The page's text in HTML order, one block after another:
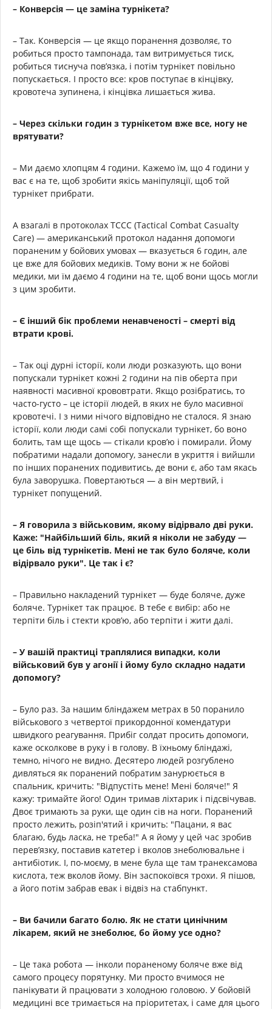
– Конверсія — це заміна турнікета?
– Так. Конверсія — це якщо поранення дозволяє, то
робиться просто тампонада, там витримується тиск,
робиться тиснуча пов’язка, і потім турнікет повільно
попускається. І просто все: кров поступає в кінцівку,
кровотеча зупинена, і кінцівка лишається жива.
– Через скільки годин з турнікетом вже все, ногу не
врятувати?
– Ми даємо хлопцям 4 години. Кажемо їм, що 4 години у
вас є на те, щоб зробити якісь маніпуляції, щоб той
турнікет прибрати.
А взагалі в протоколах TCCC (Tactical Combat Casualty
Care) — американський протокол надання допомоги
пораненим у бойових умовах — вказується 6 годин, але
це вже для бойових медиків. Тому вони ж не бойові
медики, ми їм даємо 4 години на те, щоб вони щось могли
з цим зробити.
– Є інший бік проблеми ненавченості – смерті від
втрати крові.
– Так оці дурні історії, коли люди розказують, що вони
попускали турнікет кожні 2 години на пів оберта при
наявності масивної крововтрати. Якщо розібратись, то
часто-густо – це історії людей, в яких не було масивної
кровотечі. І з ними нічого відповідно не сталося. Я знаю
історії, коли люди самі собі попускали турнікет, бо воно
болить, там ще щось — стікали кров’ю і помирали. Йому
побратими надали допомогу, занесли в укриття і вийшли
по інших поранених подивитись, де вони є, або там якась
була заворушка. Повертаються — а він мертвий, і
турнікет попущений.
– Я говорила з військовим, якому відірвало дві руки.
Каже: "Найбільший біль, який я ніколи не забуду —
це біль від турнікетів. Мені не так було боляче, коли
відірвало руки". Це так і є?
– Правильно накладений турнікет — буде боляче, дуже
боляче. Турнікет так працює. В тебе є вибір: або не
терпіти біль і стекти кров’ю, або терпіти і жити далі.
– У вашій практиці траплялися випадки, коли
військовий був у агонії і йому було складно надати
допомогу?
– Було раз. За нашим бліндажем метрах в 50 поранило
військового з четвертої прикордонної комендатури
швидкого реагування. Прибіг солдат просить допомоги,
каже осколкове в руку і в голову. В їхньому бліндажі,
темно, нічого не видно. Десятеро людей розгублено
дивляться як поранений побратим занурюється в
спальник, кричить: "Відпустіть мене! Мені боляче!" Я
кажу: тримайте його! Один тримав ліхтарик і підсвічував.
Двоє тримають за руки, ще один сів на ноги. Поранений
просто лежить, розіп'ятий і кричить: "Пацани, я вас
благаю, будь ласка, не треба!" А я йому у цей час зробив
перев’язку, поставив катетер і вколов знеболювальне і
антибіотик. І, по-моєму, в мене була ще там транексамова
кислота, теж вколов йому. Він заспокоївся трохи. Я пішов,
а його потім забрав евак і відвіз на стабпункт.
– Ви бачили багато болю. Як не стати цинічним
лікарем, який не знеболює, бо йому усе одно?
– Це така робота — інколи пораненому боляче вже від
самого процесу порятунку. Ми просто вчимося не
панікувати й працювати з холодною головою. У бойовій
медицині все тримається на пріоритетах, і саме для цього